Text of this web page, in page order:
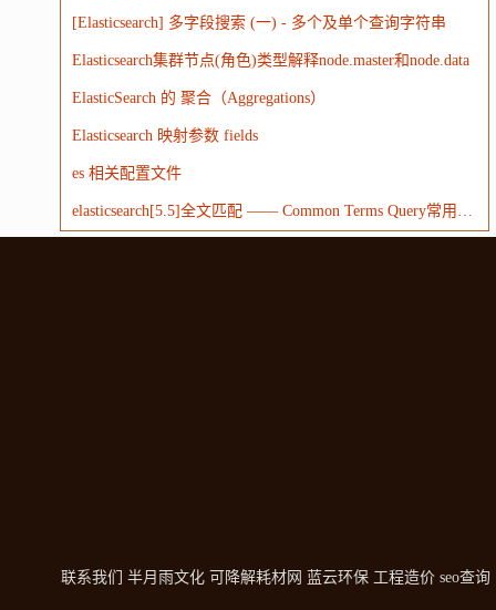
[Elasticsearch] 多字段搜索 (一) - 多个及单个查询字符串
Elasticsearch集群节点(角色)类型解释node.master和node.data
ElasticSearch 的 聚合（Aggregations）
Elasticsearch 映射参数 fields
es 相关配置文件
联系我们 半月雨文化 可降解耗材网 蓝云环保 工程造价 seo查询